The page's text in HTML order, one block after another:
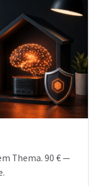
Thema. 90 € —